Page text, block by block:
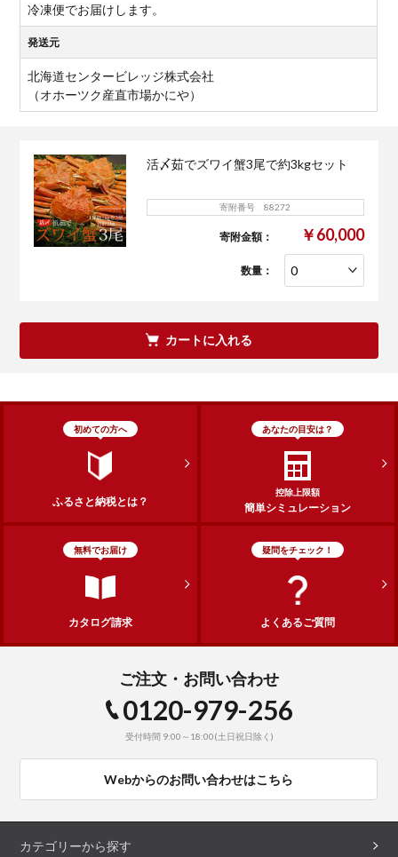
冷凍便でお届けします。
発送元
北海道センタービレッジ株式会社
（オホーツク産直市場かにや）
活〆茹でズワイ蟹3尾で約3kgセット
寄附番号 88272
寄附金額： ￥60,000
数量：
カートに入れる
初めての方へ
ふるさと納税とは？
あなたの目安は？
控除上限額
簡単シミュレーション
無料でお届け
カタログ請求
疑問をチェック！
よくあるご質問
ご注文・お問い合わせ
0120-979-256
受付時間 9:00～18:00(土日祝日除く)
Webからのお問い合わせはこちら
カテゴリーから探す